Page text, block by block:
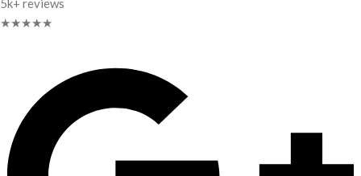
5k+ reviews
★★★★★